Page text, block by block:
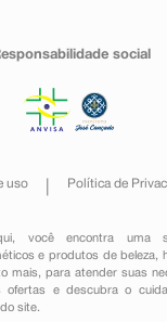
social
uso Política de
você encontra uma
e produtos de beleza,
mais, para atender suas
ofertas e descubra o
site.